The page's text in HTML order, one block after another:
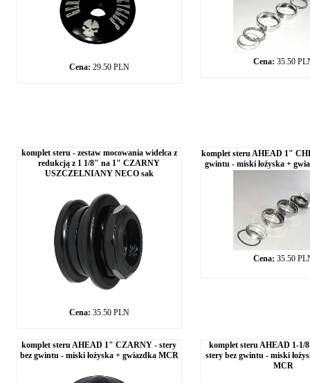
Cena: 29.50 PLN
Cena: 35.50
komplet steru - zestaw mocowania widelca z
redukcją z 1 1/8" na 1" CZARNY
USZCZELNIANY NECO sak
Cena: 35.50 PLN
komplet steru AHEAD 1"
gwintu - miski łożyska +
Cena: 35.50
komplet steru AHEAD 1" CZARNY - stery
bez gwintu - miski łożyska + gwiazdka MCR
komplet steru AHEAD 1-
stery bez gwintu - miski
MCR